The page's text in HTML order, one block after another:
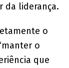
da liderança.
o
o
que